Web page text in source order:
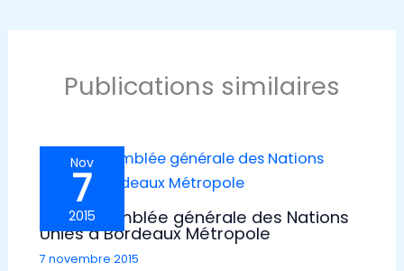
Publications similaires
Nov
7
2015
Une assemblée générale des Nations
Unies à Bordeaux Métropole
7 novembre 2015